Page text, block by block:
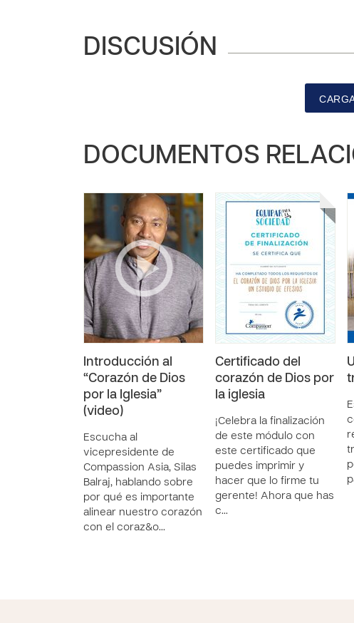
DISCUSIÓN
DOCUMENTOS
Introducción al
“Corazón de Dios
por la Iglesia”
(video)
Escucha al
vicepresidente de
Compassion Asia, Silas
Balraj, hablando sobre
por qué es importante
alinear nuestro corazón
con el coraz&o…
Certificado del
corazón de Dios por
la iglesia
¡Celebra la finalización
de este módulo con
este certificado que
puedes imprimir y
hacer que lo firme tu
gerente! Ahora que has
c…